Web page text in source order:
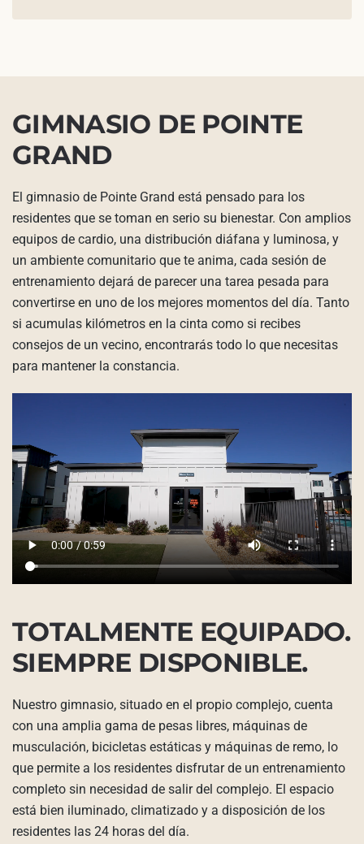
GIMNASIO DE POINTE
GRAND
El gimnasio de Pointe Grand está pensado para los
residentes que se toman en serio su bienestar. Con amplios
equipos de cardio, una distribución diáfana y luminosa, y
un ambiente comunitario que te anima, cada sesión de
entrenamiento dejará de parecer una tarea pesada para
convertirse en uno de los mejores momentos del día. Tanto
si acumulas kilómetros en la cinta como si recibes
consejos de un vecino, encontrarás todo lo que necesitas
para mantener la constancia.
TOTALMENTE EQUIPADO.
SIEMPRE DISPONIBLE.
Nuestro gimnasio, situado en el propio complejo, cuenta
con una amplia gama de pesas libres, máquinas de
musculación, bicicletas estáticas y máquinas de remo, lo
que permite a los residentes disfrutar de un entrenamiento
completo sin necesidad de salir del complejo. El espacio
está bien iluminado, climatizado y a disposición de los
residentes las 24 horas del día.